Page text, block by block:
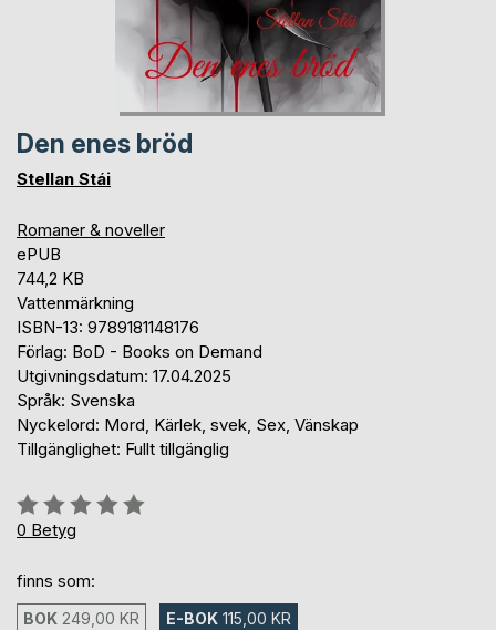
Den enes bröd
Stellan Stái
Romaner & noveller
ePUB
744,2 KB
Vattenmärkning
ISBN-13: 9789181148176
Förlag: BoD - Books on Demand
Utgivningsdatum: 17.04.2025
Språk: Svenska
Nyckelord: Mord, Kärlek, svek, Sex, Vänskap
Tillgänglighet: Fullt tillgänglig
Betyg::
0%
0 Betyg
finns som:
BOK 249,00 KR E-BOK 115,00 KR